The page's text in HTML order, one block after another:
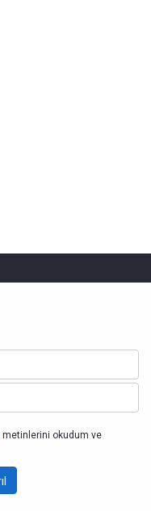
metinlerini okudum ve